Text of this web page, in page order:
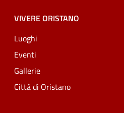
VIVERE ORISTANO
Luoghi
Eventi
Gallerie
Città di Oristano